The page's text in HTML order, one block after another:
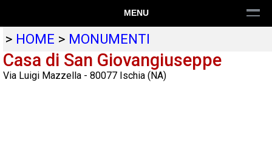
MENU
> HOME > MONUMENTI
Casa di San Giovangiuseppe
Via Luigi Mazzella - 80077 Ischia (NA)